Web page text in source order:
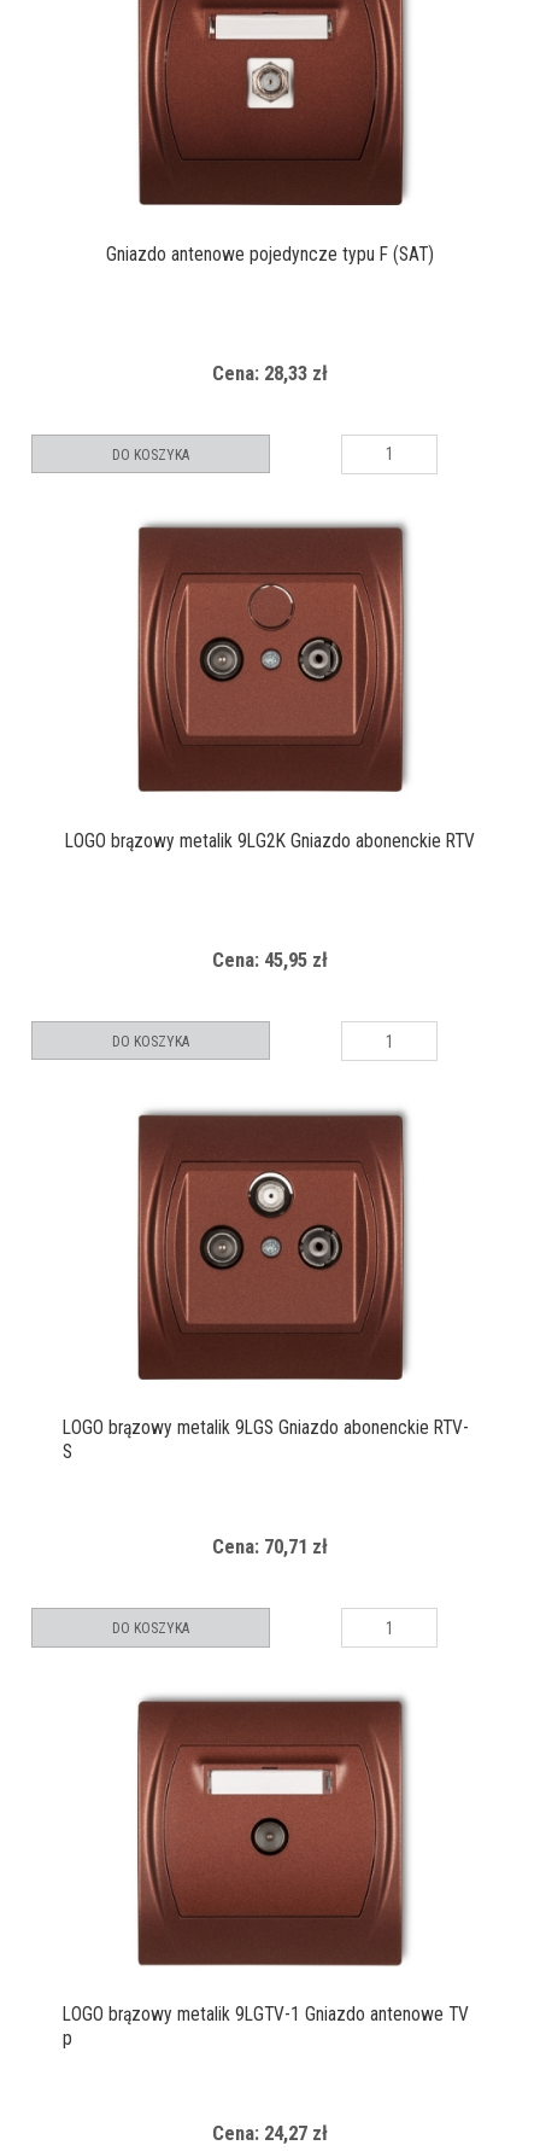
Gniazdo antenowe pojedyncze typu F (SAT)
Cena: 28,33 zł
DO KOSZYKA
LOGO brązowy metalik 9LG2K Gniazdo abonenckie RTV
Cena: 45,95 zł
DO KOSZYKA
LOGO brązowy metalik 9LGS Gniazdo abonenckie RTV-
S
Cena: 70,71 zł
DO KOSZYKA
LOGO brązowy metalik 9LGTV-1 Gniazdo antenowe TV
p
Cena: 24,27 zł